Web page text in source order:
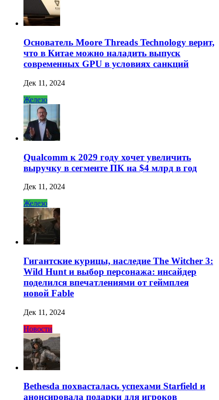
Основатель Moore Threads Technology верит,
что в Китае можно наладить выпуск
современных GPU в условиях санкций
Дек 11, 2024
Железо
Qualcomm к 2029 году хочет увеличить
выручку в сегменте ПК на $4 млрд в год
Дек 11, 2024
Железо
Гигантские курицы, наследие The Witcher 3:
Wild Hunt и выбор персонажа: инсайдер
поделился впечатлениями от геймплея
новой Fable
Дек 11, 2024
Новости
Bethesda похвасталась успехами Starfield и
анонсировала подарки для игроков